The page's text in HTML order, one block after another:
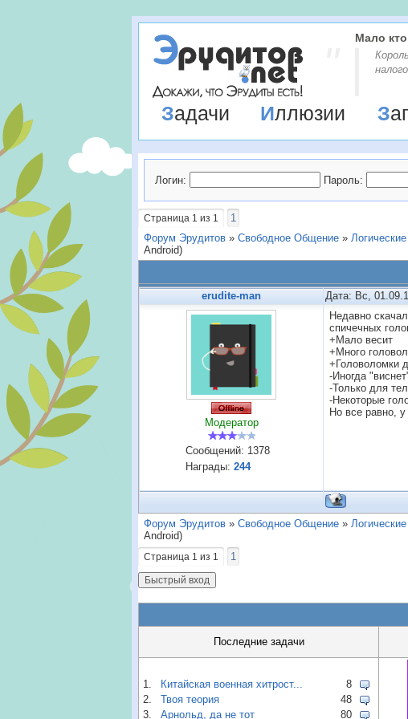
Мало кто
Задачи Иллюзии
Логин: Пароль:
Страница 1 из 1
1
Форум Эрудитов » Свободное Общение »
Android)
erudite-man Дата: Вс,
Модератор
Сообщений: 1378
Награды: 244
Недавно
спичечных
+Мало весит
+Много
+Головоломки
-Иногда
-Только для
-Некоторые
Но все равно, у
Форум Эрудитов » Свободное Общение »
Android)
Страница 1 из 1
1
Последние задачи
1. Китайская военная хитрост...
8
2.
Твоя теория
48
3.
Арнольд, да не тот 80